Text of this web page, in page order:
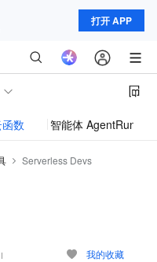
打开 APP
数 智能体 AgentRun
Serverless Devs
我的收藏